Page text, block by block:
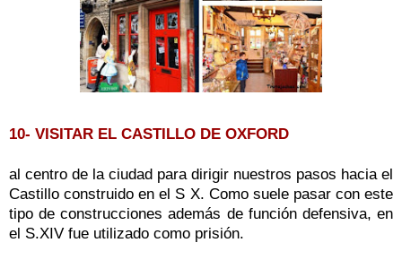
10- VISITAR EL CASTILLO DE OXFORD
al centro de la ciudad para dirigir nuestros pasos hacia el
Castillo construido en el S X. Como suele pasar con este
tipo de construcciones además de función defensiva, en
el S.XIV fue utilizado como prisión.